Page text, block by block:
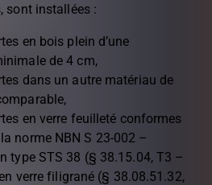
sont installées :
en bois plein d’une
de 4 cm,
dans un autre matériau de
en verre feuilleté conformes
norme NBN S 23-002 –
type STS 38 (§ 38.15.04, T3 –
verre filigrané (§ 38.08.51.32,